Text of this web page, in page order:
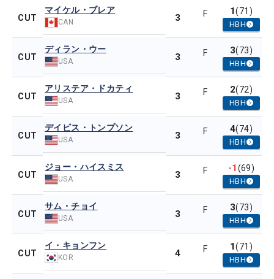
CUT
マイケル・ブレア
CAN 3 F 1(71)
HBH
CUT
ディラン・ウー
USA 3 F 3(73)
HBH
CUT
アリステア・ドカティ
USA 3 F 2(72)
HBH
CUT
デイビス・トンプソン
USA 3 F 4(74)
HBH
CUT
ジョー・ハイスミス
USA 3 F -1(69)
HBH
CUT
サム・チョイ
USA 3 F 3(73)
HBH
CUT
イ・キョンフン
KOR 4 F 1(71)
HBH